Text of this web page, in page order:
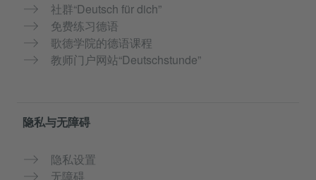
社群“Deutsch für dich”
免费练习德语
歌德学院的德语课程
教师门户网站“Deutschstunde”
隐私与无障碍
隐私设置
无障碍